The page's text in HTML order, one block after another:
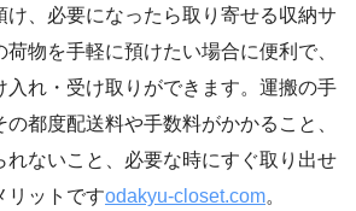
け、必要になったら取り寄せる収納サ
物を手軽に預けたい場合に便利で、
入れ・受け取りができます。運搬の手
都度配送料や手数料がかかること、
れないこと、必要な時にすぐ取り出せ
リットですodakyu-closet.com。